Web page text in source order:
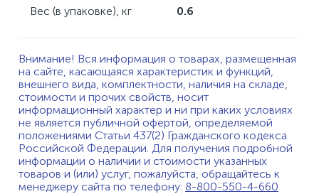
Вес (в упаковке), кг
0.6
Внимание! Вся информация о товарах, размещенная
на сайте, касающаяся характеристик и функций,
внешнего вида, комплектности, наличия на складе,
стоимости и прочих свойств, носит
информационный характер и ни при каких условиях
не является публичной офертой, определяемой
положениями Статьи 437(2) Гражданского кодекса
Российской Федерации. Для получения подробной
информации о наличии и стоимости указанных
товаров и (или) услуг, пожалуйста, обращайтесь к
менеджеру сайта по телефону: 8-800-550-4-660